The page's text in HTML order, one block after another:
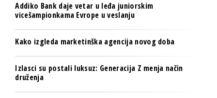
Addiko Bank daje vetar u leđa juniorskim
vicešampionkama Evrope u veslanju
Kako izgleda marketinška agencija novog doba
Izlasci su postali luksuz: Generacija Z menja način
druženja